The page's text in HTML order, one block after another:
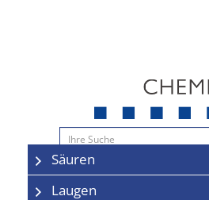
Navigation
Säuren
Laugen